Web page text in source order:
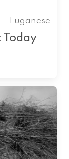
Luganese
Today